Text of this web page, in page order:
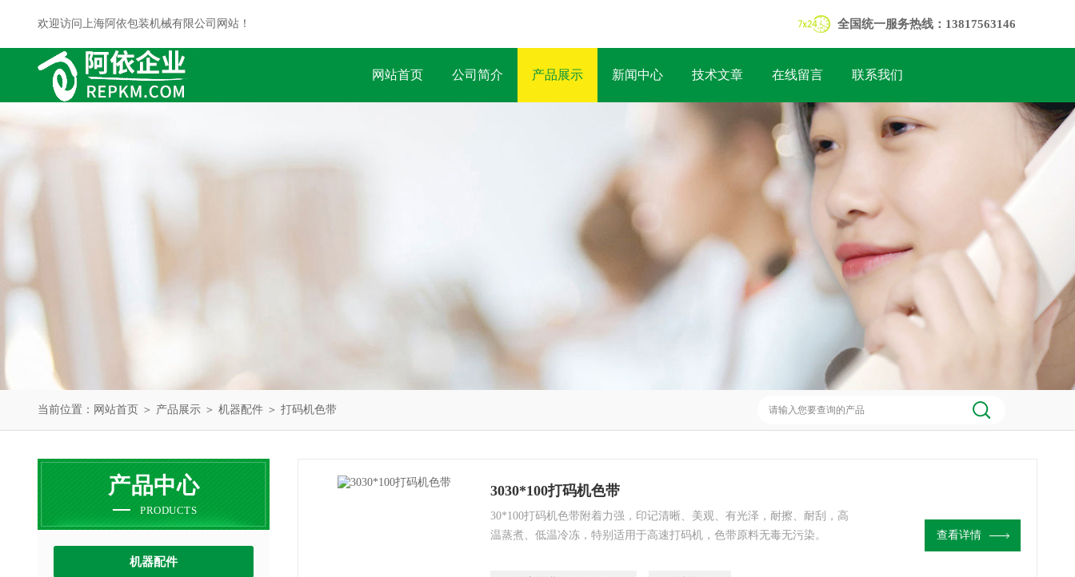
欢迎访问上海阿依包装机械有限公司网站！ 全国统一服务热线：13817563146
网站首页 公司简介 产品展示 新闻中心 技术文章 在线留言 联系我们
当前位置： 网站首页 ＞ 产品展示 ＞ 机器配件 ＞ 打码机色带
产品中心
PRODUCTS
机器配件
3030*100打码机色带
30*100打码机色带附着力强，印记清晰、美观、有光泽，耐擦、耐刮，高
温蒸煮、低温冷冻，特别适用于高速打码机，色带原料无毒无污染。
查看详情